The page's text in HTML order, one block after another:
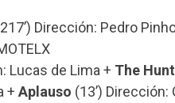
Dirección: Pedro
Lucas de Lima + The Hunt
+ Aplauso (13’) Dirección: